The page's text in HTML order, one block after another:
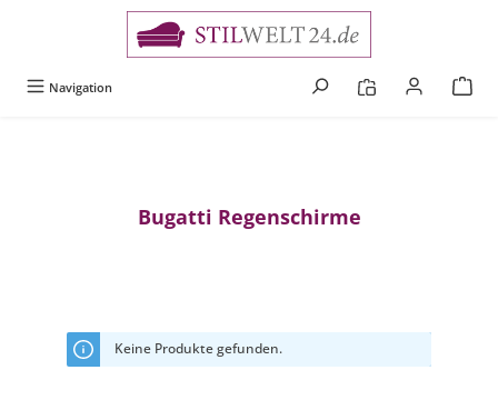
Navigation
Bugatti Regenschirme
Keine Produkte gefunden.